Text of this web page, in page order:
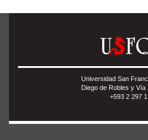
Universidad San
Diego de Robles y Vía
+593 2 297